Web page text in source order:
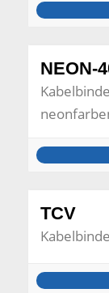
NEON-
TCV